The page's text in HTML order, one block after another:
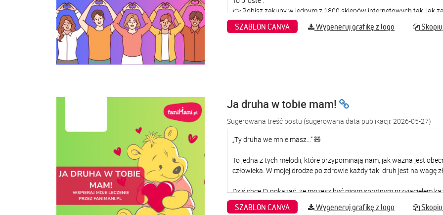
SZABLON CANVA Wygeneruj grafikę z logo
Ja druha w tobie mam!
Sugerowana treść postu (sugerowana data publikacji: 2026-05-27)
SZABLON CANVA Wygeneruj grafikę z logo